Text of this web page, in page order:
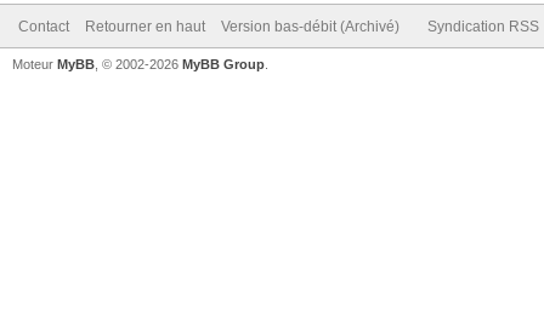
Contact Retourner en haut Version bas-débit (Archivé) Syndication RSS
Moteur MyBB , © 2002-2026 MyBB Group